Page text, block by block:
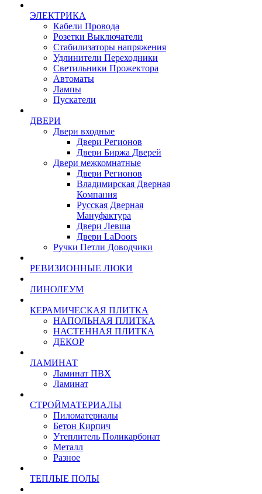
ЭЛЕКТРИКА
Кабели Провода
Розетки Выключатели
Стабилизаторы напряжения
Удлинители Переходники
Светильники Прожектора
Автоматы
Лампы
Пускатели
ДВЕРИ
Двери входные
Двери Регионов
Двери Биржа Дверей
Двери межкомнатные
Двери Регионов
Владимирская Дверная
Компания
Русская Дверная
Мануфактура
Двери Левша
Двери LaDoors
Ручки Петли Доводчики
РЕВИЗИОННЫЕ ЛЮКИ
ЛИНОЛЕУМ
КЕРАМИЧЕСКАЯ ПЛИТКА
НАПОЛЬНАЯ ПЛИТКА
НАСТЕННАЯ ПЛИТКА
ДЕКОР
ЛАМИНАТ
Ламинат ПВХ
Ламинат
СТРОЙМАТЕРИАЛЫ
Пиломатериалы
Бетон Кирпич
Утеплитель Поликарбонат
Металл
Разное
ТЕПЛЫЕ ПОЛЫ